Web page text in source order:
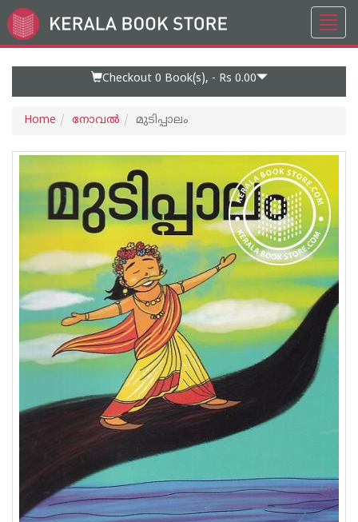
Go
to
Checkout 0 Book(s), - Rs 0.00
Home നോവല്‍ മുടിപ്പാലം